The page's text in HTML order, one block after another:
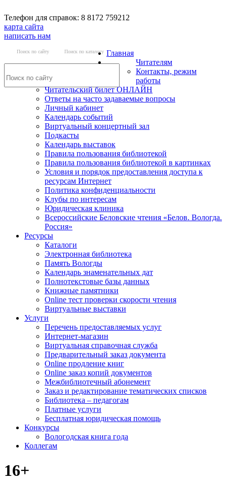
Телефон для справок: 8 8172 759212
карта сайта
написать нам
Поиск по сайту Поиск по каталогу Главная
Читателям
Контакты, режим
работы
Читательский билет ОНЛАЙН
Ответы на часто задаваемые вопросы
Личный кабинет
Календарь событий
Виртуальный концертный зал
Подкасты
Календарь выставок
Правила пользования библиотекой
Правила пользования библиотекой в картинках
Условия и порядок предоставления доступа к
ресурсам Интернет
Политика конфиденциальности
Клубы по интересам
Юридическая клиника
Всероссийские Беловские чтения «Белов. Вологда.
Россия»
Ресурсы
Каталоги
Электронная библиотека
Память Вологды
Календарь знаменательных дат
Полнотекстовые базы данных
Книжные памятники
Online тест проверки скорости чтения
Виртуальные выставки
Услуги
Перечень предоставляемых услуг
Интернет-магазин
Виртуальная справочная служба
Предварительный заказ документа
Online продление книг
Online заказ копий документов
Межбиблиотечный абонемент
Заказ и редактирование тематических списков
Библиотека – педагогам
Платные услуги
Бесплатная юридическая помощь
Конкурсы
Вологодская книга года
Коллегам
16+